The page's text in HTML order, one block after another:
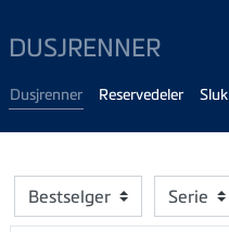
DUSJRENNER
Dusjrenner Reservedeler Sluk
Bestselger Serie